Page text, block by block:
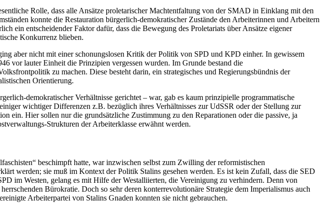
Rolle, dass alle Ansätze proletarischer Machtentfaltung von der SMAD in Einklang mit den
konnte die Restauration bürgerlich-demokratischer Zustände den Arbeiterinnen und Arbeitern
ein entscheidender Faktor dafür, dass die Bewegung des Proletariats über Ansätze eigener
Konkurrenz blieben.
aber nicht mit einer schonungslosen Kritik der Politik von SPD und KPD einher. In gewissem
vor lauter Einheit die Prinzipien vergessen wurden. Im Grunde bestand die
zu machen. Diese besteht darin, ein strategisches und Regierungsbündnis der
Orientierung.
demokratischer Verhältnisse gerichtet – war, gab es kaum prinzipielle programmatische
wichtiger Differenzen z.B. bezüglich ihres Verhältnisses zur UdSSR oder der Stellung zur
ein. Hier sollen nur die grundsätzliche Zustimmung zu den Reparationen oder die passive, ja
Strukturen der Arbeiterklasse erwähnt werden.
beschimpft hatte, war inzwischen selbst zum Zwilling der reformistischen
werden; sie muß im Kontext der Politik Stalins gesehen werden. Es ist kein Zufall, dass die SED
im Westen, gelang es mit Hilfe der Westalliierten, die Vereinigung zu verhindern. Denn von
Bürokratie. Doch so sehr deren konterrevolutionäre Strategie dem Imperialismus auch
Arbeiterpartei von Stalins Gnaden konnten sie nicht gebrauchen.